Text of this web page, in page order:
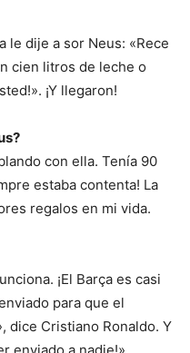
le dije a sor Neus: «Rece
cien litros de leche o
¡Y llegaron!
con ella. Tenía 90
estaba contenta! La
regalos en mi vida.
¡El Barça es casi
para que el
dice Cristiano Ronaldo. Y